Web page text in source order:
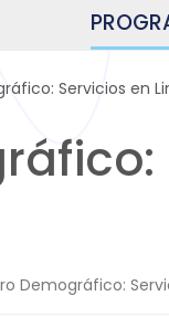
Servicios en
Demográfico: